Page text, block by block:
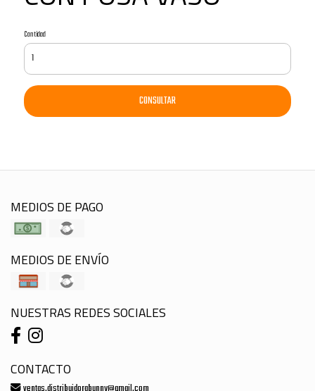
Cantidad
CONSULTAR
MEDIOS DE PAGO
MEDIOS DE ENVÍO
NUESTRAS REDES SOCIALES
CONTACTO